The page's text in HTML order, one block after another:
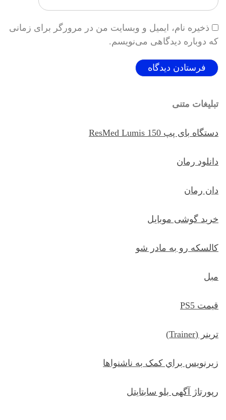
ذخیره نام، ایمیل و وبسایت من در مرورگر برای زمانی
که دوباره دیدگاهی می‌نویسم.
تبلیغات متنی
دستگاه بای پپ ResMed Lumis 150
دانلود رمان
دان رمان
خرید گوشی موبایل
کالسکه رو به مادر شو
مبل
قیمت PS5
ترينر (Trainer)
زيرنويس براي کمک به ناشنواها
رپورتاژ آگهی بلو سابتایتل